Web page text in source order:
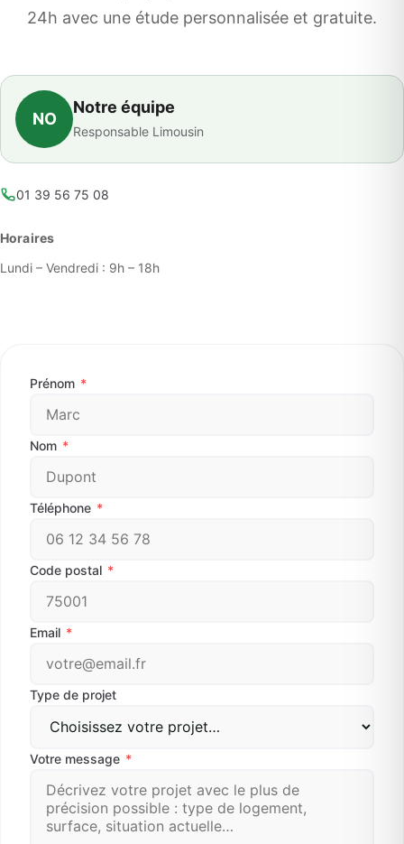
24h avec une étude personnalisée et gratuite.
NO
Notre équipe
Responsable Limousin
01 39 56 75 08
Horaires
Lundi – Vendredi : 9h – 18h
Prénom *
Nom *
Téléphone *
Code postal *
Email *
Type de projet
Votre message *